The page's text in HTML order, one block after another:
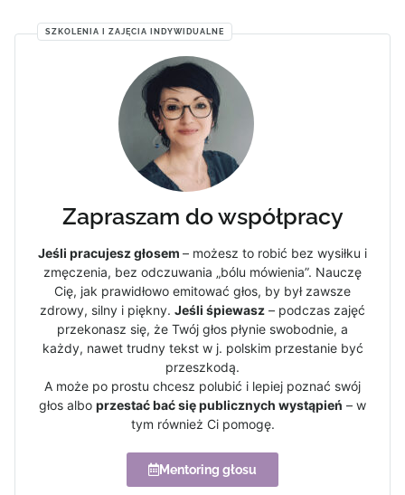
Zapraszam do współpracy
Jeśli pracujesz głosem – możesz to robić bez wysiłku i
zmęczenia, bez odczuwania „bólu mówienia”. Nauczę
Cię, jak prawidłowo emitować głos, by był zawsze
zdrowy, silny i piękny. Jeśli śpiewasz – podczas zajęć
przekonasz się, że Twój głos płynie swobodnie, a
każdy, nawet trudny tekst w j. polskim przestanie być
przeszkodą.
A może po prostu chcesz polubić i lepiej poznać swój
głos albo przestać bać się publicznych wystąpień – w
tym również Ci pomogę.
Mentoring głosu
SZKOLENIA I ZAJĘCIA INDYWIDUALNE